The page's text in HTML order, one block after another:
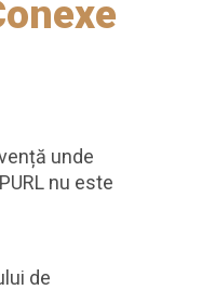
unde
nu este
de